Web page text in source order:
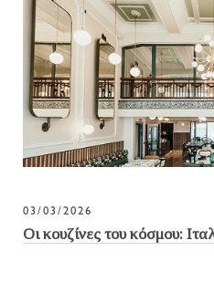
03/03/2026
Οι κουζίνες του κόσμου: